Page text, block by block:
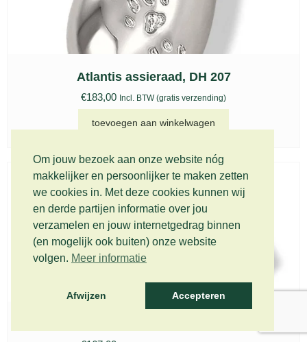
Om jouw bezoek aan onze website nóg
makkelijker en persoonlijker te maken zetten
we cookies in. Met deze cookies kunnen wij
en derde partijen informatie over jou
verzamelen en jouw internetgedrag binnen
(en mogelijk ook buiten) onze website
volgen. Meer informatie
Afwijzen Accepteren
Atlantis assieraad, DH 207
€183,00 Incl. BTW (gratis verzending)
toevoegen aan winkelwagen